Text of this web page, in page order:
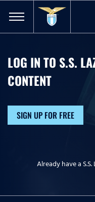
LOG IN TO S.S.
CONTENT
SIGN UP FOR FREE
Already have a